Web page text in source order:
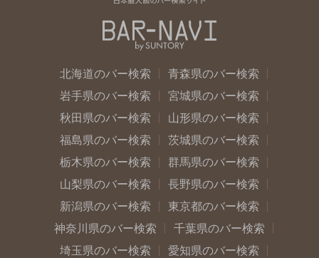
北海道のバー検索
青森県のバー検索
岩手県のバー検索
宮城県のバー検索
秋田県のバー検索
山形県のバー検索
福島県のバー検索
茨城県のバー検索
栃木県のバー検索
群馬県のバー検索
山梨県のバー検索
長野県のバー検索
新潟県のバー検索
東京都のバー検索
神奈川県のバー検索
千葉県のバー検索
埼玉県のバー検索
愛知県のバー検索